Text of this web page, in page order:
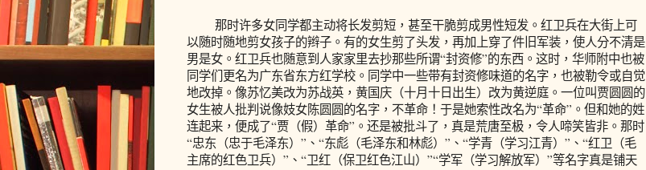
那时许多女同学都主动将长发剪短，甚至干脆剪成男性短发。红卫兵在大街上可
以随时随地剪女孩子的辫子。有的女生剪了头发，再加上穿了件旧军装，使人分不清是
男是女。红卫兵也随意到人家家里去抄那些所谓“封资修”的东西。这时，华师附中也被
同学们更名为广东省东方红学校。同学中一些带有封资修味道的名字，也被勒令或自觉
地改掉。像苏忆美改为苏战英，黄国庆（十月十日出生）改为黄逆庭。一位叫贾圆圆的
女生被人批判说像妓女陈圆圆的名字，不革命！于是她索性改名为“革命”。但和她的姓
连起来，便成了“贾（假）革命”。还是被批斗了，真是荒唐至极，令人啼笑皆非。那时
“忠东（忠于毛泽东）”、“东彪（毛泽东和林彪）”、“学青（学习江青）”、“红卫（毛
主席的红色卫兵）”、“卫红（保卫红色江山）”“学军（学习解放军）”等名字真是铺天